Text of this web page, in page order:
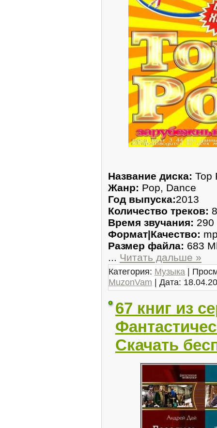
Название диска: Top
Жанр: Pop, Dance
Год выпуска:2013
Количество треков:
Время звучания: 290
Формат|Качество:
Размер файла: 683
... Читать дальше »
Категория: Музыка |
MuzonVam | Дата:
67 книг из
Скачать